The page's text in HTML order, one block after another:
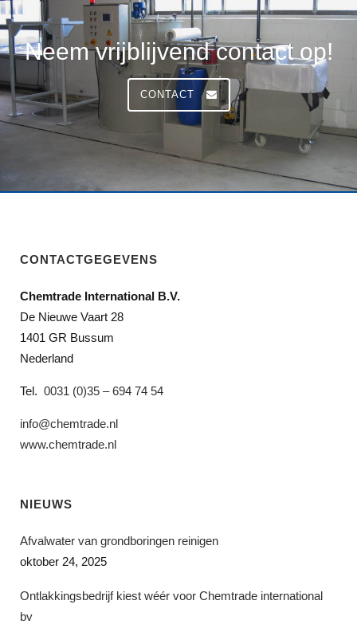
Neem vrijblijvend contact op!
CONTACT
CONTACTGEGEVENS
Chemtrade International B.V.
De Nieuwe Vaart 28
1401 GR Bussum
Nederland
Tel. 0031 (0)35 – 694 74 54
info@chemtrade.nl
www.chemtrade.nl
NIEUWS
Afvalwater van grondboringen reinigen
oktober 24, 2025
Ontlakkingsbedrijf kiest wéér voor Chemtrade international
bv